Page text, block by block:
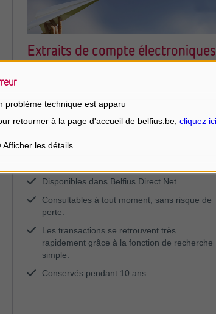
Extraits de compte électroniques
Caractéristiques
Disponibles dans Belfius Direct Net.
Consultables à tout moment, sans risque de
perte.
Les transactions se retrouvent très
rapidement grâce à la fonction de recherche
simple.
Conservés pendant 10 ans.
problème technique est apparu